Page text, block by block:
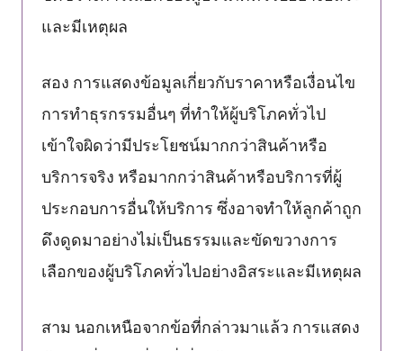
และมีเหตุผล
สอง การแสดงข้อมูลเกี่ยวกับราคาหรือเงื่อนไข
การทำธุรกรรมอื่นๆ ที่ทำให้ผู้บริโภคทั่วไป
เข้าใจผิดว่ามีประโยชน์มากกว่าสินค้าหรือ
บริการจริง หรือมากกว่าสินค้าหรือบริการที่ผู้
ประกอบการอื่นให้บริการ ซึ่งอาจทำให้ลูกค้าถูก
ดึงดูดมาอย่างไม่เป็นธรรมและขัดขวางการ
เลือกของผู้บริโภคทั่วไปอย่างอิสระและมีเหตุผล
สาม นอกเหนือจากข้อที่กล่าวมาแล้ว การแสดง